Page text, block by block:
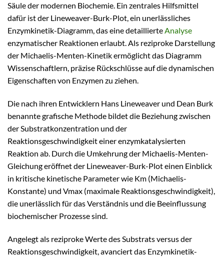
Säule der modernen Biochemie. Ein zentrales Hilfsmittel
dafür ist der Lineweaver-Burk-Plot, ein unerlässliches
Enzymkinetik-Diagramm, das eine detaillierteAnalyse
enzymatischer Reaktionen erlaubt. Als reziproke Darstellung
der Michaelis-Menten-Kinetik ermöglicht das Diagramm
Wissenschaftlern, präzise Rückschlüsse auf die dynamischen
Eigenschaften von Enzymen zu ziehen.
Die nach ihren Entwicklern Hans Lineweaver und Dean Burk
benannte grafische Methode bildet die Beziehung zwischen
der Substratkonzentration und der
Reaktionsgeschwindigkeit einer enzymkatalysierten
Reaktion ab. Durch die Umkehrung der Michaelis-Menten-
Gleichung eröffnet der Lineweaver-Burk-Plot einen Einblick
in kritische kinetische Parameter wie Km (Michaelis-
Konstante) und Vmax (maximale Reaktionsgeschwindigkeit),
die unerlässlich für das Verständnis und die Beeinflussung
biochemischer Prozesse sind.
Angelegt als reziproke Werte des Substrats versus der
Reaktionsgeschwindigkeit, avanciert das Enzymkinetik-